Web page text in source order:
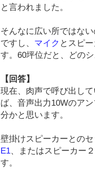
と言われました。
そんなに広い所ではな
ですし、 マイク とスピ
す。60坪位だと、どの
【回答】
現在、肉声で呼び出し
ば、音声出力10Wのア
分かと思います。
壁掛けスピーカーとの
E1、またはスピーカー
す。